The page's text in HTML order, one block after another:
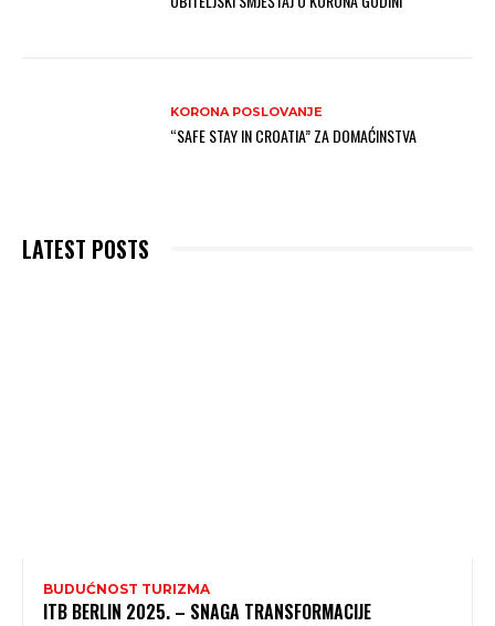
KORONA POSLOVANJE
“SAFE STAY IN CROATIA” ZA DOMAĆINSTVA
LATEST POSTS
BUDUĆNOST TURIZMA
ITB BERLIN 2025. – SNAGA TRANSFORMACIJE